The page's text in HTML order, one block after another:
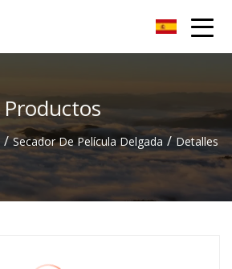
Productos
/ Secador De Película Delgada / Detalles